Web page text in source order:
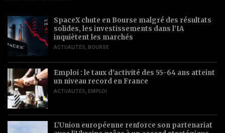
SpaceX chute en Bourse malgré des résultats
solides, les investissements dans l’IA
inquiètent les marchés
ACTUALITÉS BOURSE
Emploi : le taux d’activité des 55-64 ans atteint
un niveau record en France
ACTUALITÉS EMPLOI
L’Union européenne renforce son partenariat